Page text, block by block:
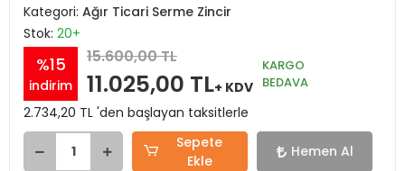
Kategori: Ağır Ticari Serme Zincir
Stok: 20+
%15
indirim
15.600,00 TL
11.025,00 TL+ KDV
KARGO
BEDAVA
2.734,20 TL 'den başlayan taksitlerle
Sepete
Ekle
Hemen Al